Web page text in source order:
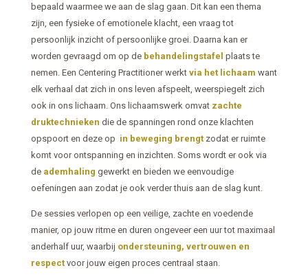
bepaald waarmee we aan de slag gaan. Dit kan een thema
zijn, een fysieke of emotionele klacht, een vraag tot
persoonlijk inzicht of persoonlijke groei. Daarna kan er
worden gevraagd om op de behandelingstafel plaats te
nemen. Een Centering Practitioner werkt via het lichaam want
elk verhaal dat zich in ons leven afspeelt, weerspiegelt zich
ook in ons lichaam. Ons lichaamswerk omvat zachte
druktechnieken die de spanningen rond onze klachten
opspoort en deze op in beweging brengt zodat er ruimte
komt voor ontspanning en inzichten. Soms wordt er ook via
de ademhaling gewerkt en bieden we eenvoudige
oefeningen aan zodat je ook verder thuis aan de slag kunt.
De sessies verlopen op een veilige, zachte en voedende
manier, op jouw ritme en duren ongeveer een uur tot maximaal
anderhalf uur, waarbij ondersteuning, vertrouwen en
respect voor jouw eigen proces centraal staan.